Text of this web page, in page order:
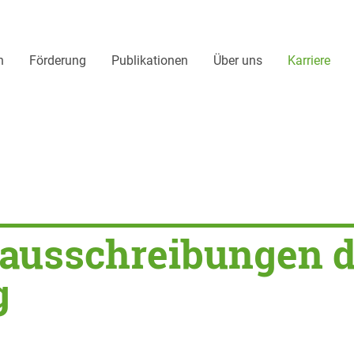
Förderung Publikationen Über uns Karriere